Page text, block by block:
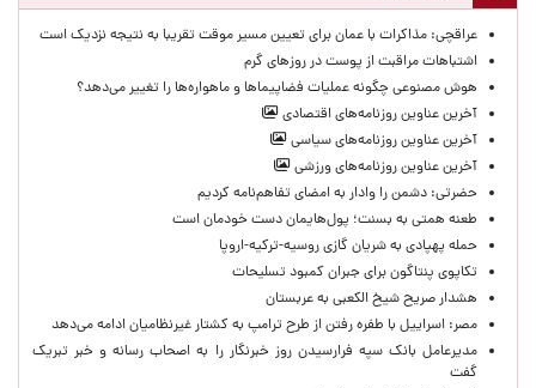
عراقچی: مذاکرات با عمان برای تعیین مسیر موقت تقریبا به نتیجه نزدیک است
اشتباهات مراقبت از پوست در روزهای گرم
هوش مصنوعی چگونه عملیات فضاپیماها و ماهواره‌ها را تغییر می‌دهد؟
آخرین عناوین روزنامه‌های اقتصادی
آخرین عناوین روزنامه‌های سیاسی
آخرین عناوین روزنامه‌های ورزشی
حضرتی: دشمن را وادار به امضای تفاهم‌نامه کردیم
طعنه همتی به بسنت؛ پول‌هایمان دست خودمان است
حمله پهپادی به شریان گازی روسیه-ترکیه-اروپا
تکاپوی پنتاگون برای جبران کمبود تسلیحات
هشدار صریح شیخ الکعبی به عربستان
مصر: اسراییل با طفره رفتن از طرح ترامپ به کشتار غیرنظامیان ادامه می‌دهد
مدیرعامل بانک سپه فرارسیدن روز خبرنگار را به اصحاب رسانه و خبر تبریک
گفت